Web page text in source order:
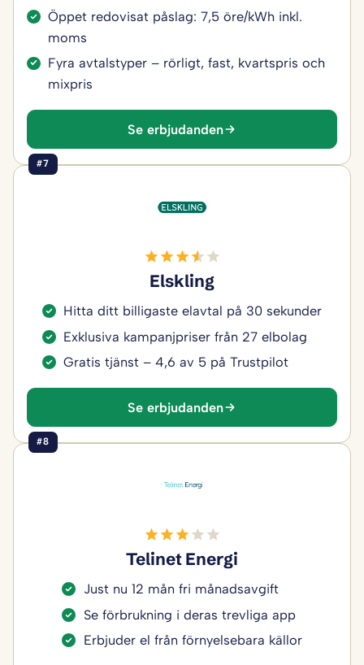
Öppet redovisat påslag: 7,5 öre/kWh inkl.
moms
Fyra avtalstyper – rörligt, fast, kvartspris och
mixpris
Se erbjudanden
#7
Elskling
Hitta ditt billigaste elavtal på 30 sekunder
Exklusiva kampanjpriser från 27 elbolag
Gratis tjänst – 4,6 av 5 på Trustpilot
Se erbjudanden
#8
Telinet Energi
Just nu 12 mån fri månadsavgift
Se förbrukning i deras trevliga app
Erbjuder el från förnyelsebara källor